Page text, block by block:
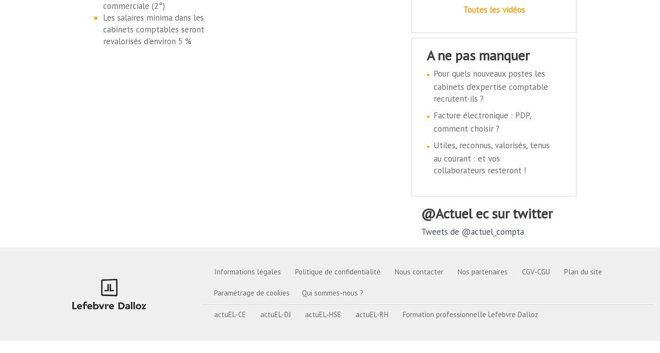
commerciale (2°)
Les salaires minima dans les
cabinets comptables seront
revalorisés d'environ 5 %
Toutes les vidéos
a ne pas manquer
Pour quels nouveaux postes les
cabinets d’expertise comptable
recrutent-ils ?
Facture électronique : PDP,
comment choisir ?
Utiles, reconnus, valorisés, tenus
au courant : et vos
collaborateurs resteront !
@actuel ec sur twitter
Tweets de @actuel_compta
Informations légales Politique de confidentialité Nous contacter Nos partenaires CGV-CGU Plan du site
Paramétrage de cookies Qui sommes-nous ?
actuEL-CE actuEL-DJ actuEL-HSE actuEL-RH Formation professionnelle Lefebvre Dalloz